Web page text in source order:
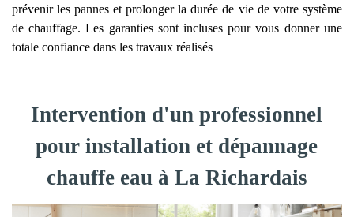
prévenir les pannes et prolonger la durée de vie de votre système
de chauffage. Les garanties sont incluses pour vous donner une
totale confiance dans les travaux réalisés
Intervention d'un professionnel
pour installation et dépannage
chauffe eau à La Richardais